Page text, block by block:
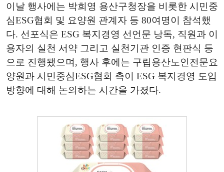
이날 행사에는 박희영 용산구청장을 비롯한 시민중
심ESG협회 및 요양원 관계자 등 80여명이 참석했
다. 선포식은 ESG 복지경영 선언문 낭독, 직원과 이
용자의 실천 서약 그리고 실천기관 인증 현판식 등
으로 진행됐으며, 행사 후에는 구립용산노인전문요
양원과 시민중심ESG협회 측이 ESG 복지경영 도입
방향에 대해 논의하는 시간을 가졌다.